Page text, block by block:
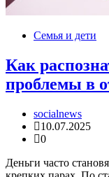
Семья и дети
Как
проблемы в
socialnews
10.07.2025
0
Деньги часто